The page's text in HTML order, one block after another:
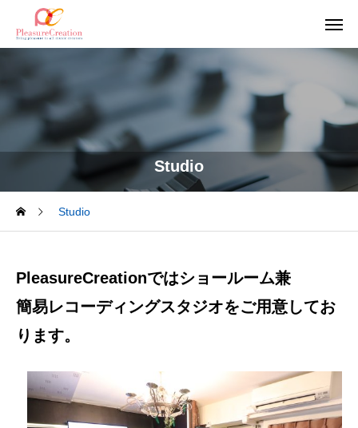
Studio
Studio
PleasureCreationではショールーム兼
簡易レコーディングスタジオをご用意してお
ります。